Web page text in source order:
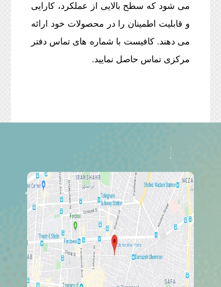
می شود که سطح بالایی از عملکرد، کارایی
و قابلیت اطمینان را در محصولات خود ارائه
می دهند. کافیست با شماره های تماس دفتر
مرکزی تماس حاصل نمایید.